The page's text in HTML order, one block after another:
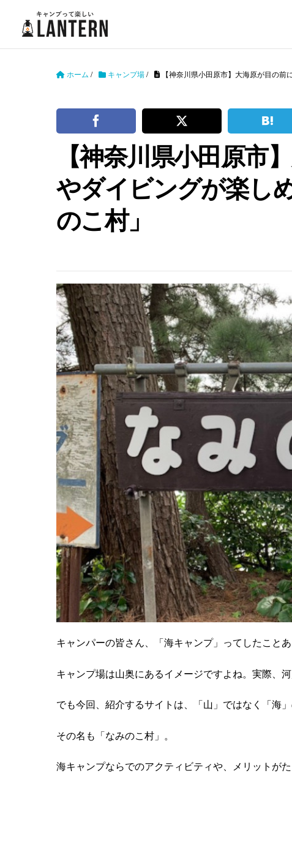
ホーム / キャンプ場/ 【神奈川県小田原市】大海原が目の
【神奈川県小田原市
やダイビングが楽し
のこ村」
キャンパーの皆さん、「海キャンプ」ってしたこと
キャンプ場は山奥にあるイメージですよね。実際、
でも今回、紹介するサイトは、「山」ではなく「海
その名も「なみのこ村」。
海キャンプならでのアクティビティや、メリットが